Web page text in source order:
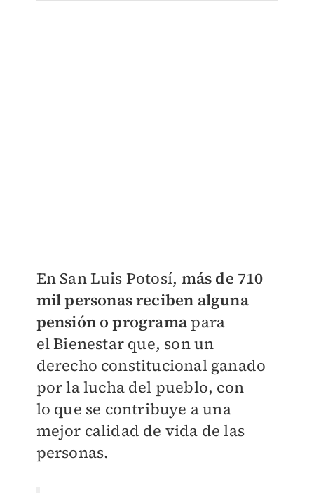
En San Luis Potosí, más de 710
mil personas reciben alguna
pensión o programa para
elBienestar que, son un
derecho constitucional ganado
por la lucha del pueblo, con
lo que se contribuye a una
mejor calidad de vida de las
personas.